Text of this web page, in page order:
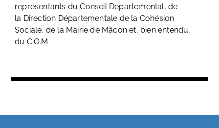
représentants du Conseil Départemental, de
la Direction Départementale de la Cohésion
Sociale, de la Mairie de Mâcon et, bien entendu,
du C.O.M.